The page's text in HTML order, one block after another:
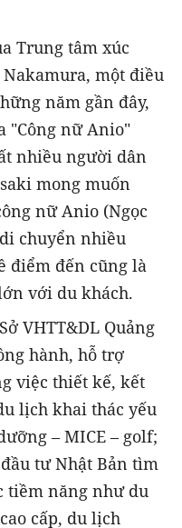
Trung tâm xúc
một điều
năm gần đây,
"Công nữ Anio"
nhiều người dân
mong muốn
nữ Anio (Ngọc
chuyển nhiều
điểm đến cũng là
với du khách.
VHTT&DL Quảng
hành, hỗ trợ
việc thiết kế, kết
lịch khai thác yếu
– MICE – golf;
tư Nhật Bản tìm
tiềm năng như du
cấp, du lịch